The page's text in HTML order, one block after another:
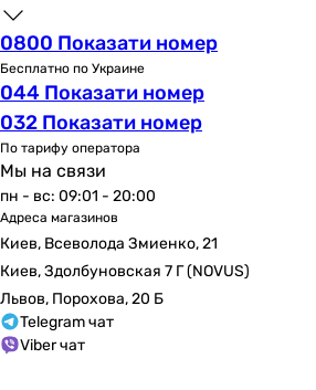
0800 Показати номер
Бесплатно по Украине
044 Показати номер
032 Показати номер
По тарифу оператора
Мы на связи
пн - вс: 09:01 - 20:00
Адреса магазинов
Киев, Всеволода Змиенко, 21
Киев, Здолбуновская 7 Г (NOVUS)
Львов, Порохова, 20 Б
Telegram чат
Viber чат